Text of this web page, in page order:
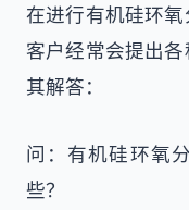
在进行有机硅环氧
客户经常会提出
其解答：
问：有机硅环氧
些？